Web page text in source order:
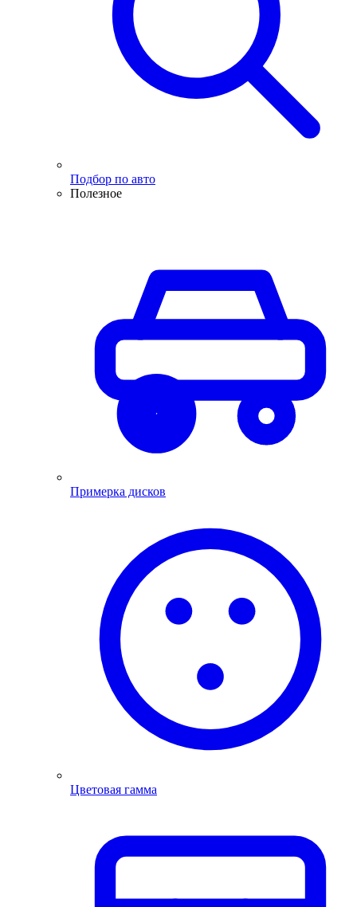
Подбор по авто
Полезное
Примерка дисков
Цветовая гамма